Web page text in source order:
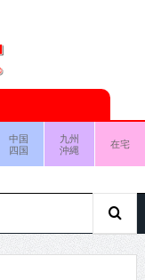
中国
四国
九州
沖縄
在宅